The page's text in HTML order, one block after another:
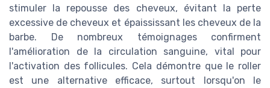
stimuler la repousse des cheveux, évitant la perte
excessive de cheveux et épaississant les cheveux de la
barbe. De nombreux témoignages confirment
l'amélioration de la circulation sanguine, vital pour
l'activation des follicules. Cela démontre que le roller
est une alternative efficace, surtout lorsqu'on le